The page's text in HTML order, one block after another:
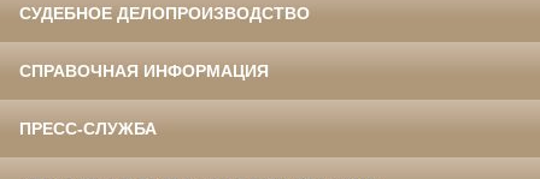
СУДЕБНОЕ ДЕЛОПРОИЗВОДСТВО
СПРАВОЧНАЯ ИНФОРМАЦИЯ
ПРЕСС-СЛУЖБА